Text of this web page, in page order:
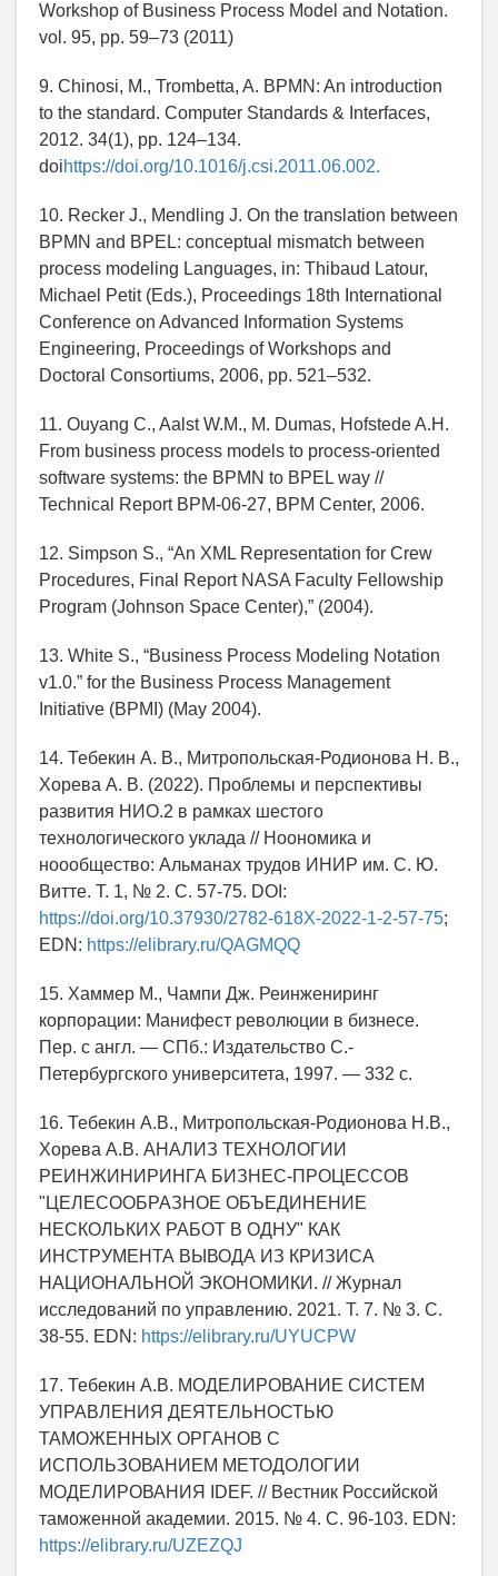
Workshop of Business Process Model and Notation.
vol. 95, pp. 59–73 (2011)
9. Chinosi, M., Trombetta, A. BPMN: An introduction
to the standard. Computer Standards & Interfaces,
2012. 34(1), pp. 124–134.
doihttps://doi.org/10.1016/j.csi.2011.06.002.
10. Recker J., Mendling J. On the translation between
BPMN and BPEL: conceptual mismatch between
process modeling Languages, in: Thibaud Latour,
Michael Petit (Eds.), Proceedings 18th International
Conference on Advanced Information Systems
Engineering, Proceedings of Workshops and
Doctoral Consortiums, 2006, pp. 521–532.
11. Ouyang C., Aalst W.M., M. Dumas, Hofstede A.H.
From business process models to process-oriented
software systems: the BPMN to BPEL way //
Technical Report BPM-06-27, BPM Center, 2006.
12. Simpson S., “An XML Representation for Crew
Procedures, Final Report NASA Faculty Fellowship
Program (Johnson Space Center),” (2004).
13. White S., “Business Process Modeling Notation
v1.0.” for the Business Process Management
Initiative (BPMI) (May 2004).
14. Тебекин А. В., Митропольская-Родионова Н. В.,
Хорева А. В. (2022). Проблемы и перспективы
развития НИО.2 в рамках шестого
технологического уклада // Ноономика и
ноообщество: Альманах трудов ИНИР им. С. Ю.
Витте. Т. 1, № 2. С. 57-75. DOI:
https://doi.org/10.37930/2782-618X-2022-1-2-57-75;
EDN: https://elibrary.ru/QAGMQQ
15. Хаммер М., Чампи Дж. Реинжениринг
корпорации: Манифест революции в бизнесе.
Пер. с англ. — СПб.: Издательство С.-
Петербургского университета, 1997. — 332 с.
16. Тебекин А.В., Митропольская-Родионова Н.В.,
Хорева А.В. АНАЛИЗ ТЕХНОЛОГИИ
РЕИНЖИНИРИНГА БИЗНЕС-ПРОЦЕССОВ
"ЦЕЛЕСООБРАЗНОЕ ОБЪЕДИНЕНИЕ
НЕСКОЛЬКИХ РАБОТ В ОДНУ" КАК
ИНСТРУМЕНТА ВЫВОДА ИЗ КРИЗИСА
НАЦИОНАЛЬНОЙ ЭКОНОМИКИ. // Журнал
исследований по управлению. 2021. Т. 7. № 3. С.
38-55. EDN: https://elibrary.ru/UYUCPW
17. Тебекин А.В. МОДЕЛИРОВАНИЕ СИСТЕМ
УПРАВЛЕНИЯ ДЕЯТЕЛЬНОСТЬЮ
ТАМОЖЕННЫХ ОРГАНОВ С
ИСПОЛЬЗОВАНИЕМ МЕТОДОЛОГИИ
МОДЕЛИРОВАНИЯ IDEF. // Вестник Российской
таможенной академии. 2015. № 4. С. 96-103. EDN:
https://elibrary.ru/UZEZQJ